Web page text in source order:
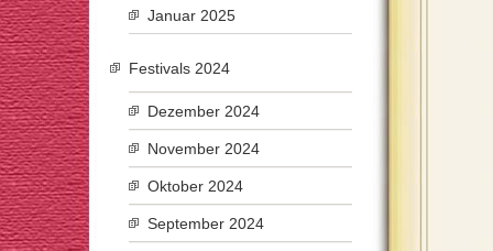
Januar 2025
Festivals 2024
Dezember 2024
November 2024
Oktober 2024
September 2024